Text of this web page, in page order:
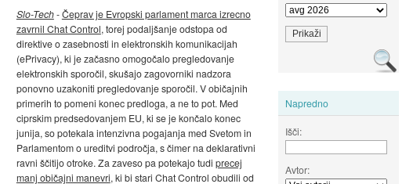
Napredno
Išči:
Avtor:
Slo-Tech-Čeprav je Evropski parlament marca izrecno
zavrnil Chat Control, torej podaljšanje odstopa od
direktive o zasebnosti in elektronskih komunikacijah
(ePrivacy), ki je začasno omogočalo pregledovanje
elektronskih sporočil, skušajo zagovorniki nadzora
ponovno uzakoniti pregledovanje sporočil. V običajnih
primerih to pomeni konec predloga, a ne to pot. Med
ciprskim predsedovanjem EU, ki se je končalo konec
junija, so potekala intenzivna pogajanja med Svetom in
Parlamentom o ureditvi področja, s čimer na deklarativni
ravni ščitijo otroke. Za zaveso pa potekajo tudi precej
manj običajni manevri, ki bi stari Chat Control obudili od